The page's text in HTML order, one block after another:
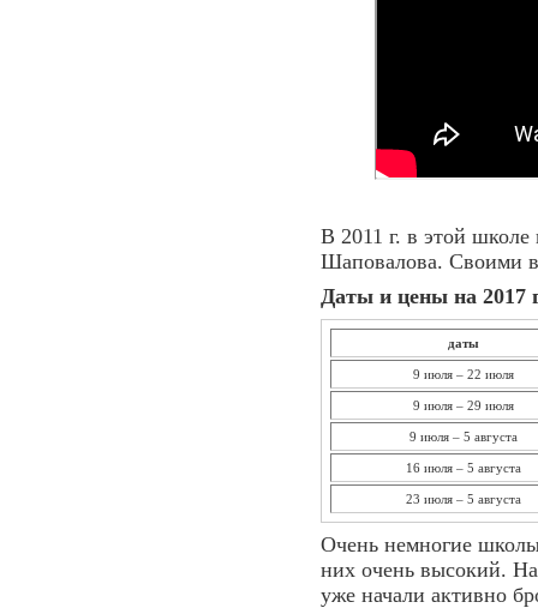
В 2011 г. в этой
Шаповалова. Своими
Даты и цены на 2017
даты
9 июля – 22 июля
9 июля – 29 июля
9 июля – 5 августа
16 июля – 5 августа
23 июля – 5 августа
Очень немногие
них очень высокий.
уже начали активно